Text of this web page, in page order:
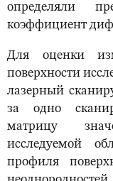
определяли
коэффициент
Для оценки
поверхности
лазерный
за одно
матрицу
исследуемой
профиля